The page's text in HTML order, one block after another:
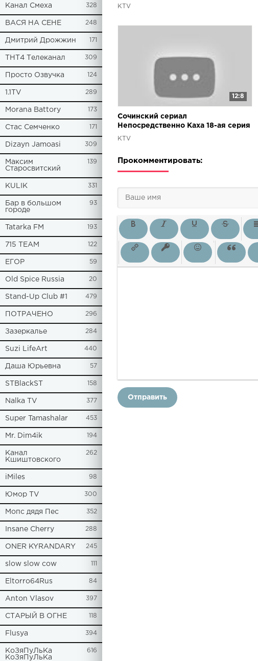
Канал Смеха 328
ВАСЯ НА СЕНЕ 248
Дмитрий Дрожжин 171
ТНТ4 Телеканал 309
Просто Озвучка 124
1.1TV 289
Morana Battory 173
Стас Семченко 171
Dizayn Jamoasi 309
Максим
Старосвитский
139
KULIK 331
Бар в большом
городе
93
Tatarka FM 193
715 TEAM 122
ЕГОР 59
Old Spice Russia 20
Stand-Up Club #1 479
ПОТРАЧЕНО 296
Зазеркалье 284
Suzi LifeArt 440
Даша Юрьевна 57
STBlackST 158
Nalka TV 377
Super Tamashalar 453
Mr. Dim4ik 194
Канал
Кшиштовского
262
iMiles 98
Юмор TV 300
Мопс дядя Пес 352
Insane Cherry 288
ONER KYRANDARY 245
slow slow cow 111
Eltorro64Rus 84
Anton Vlasov 397
СТАРЫЙ В ОГНЕ 118
Flusya 394
КоЗяПуЛьКа
КоЗяПуЛьКа
616
KTV
12:8
Сочинский сериал
Непосредственно Каха 18-ая серия
KTV
Прокомментировать:
Отправить